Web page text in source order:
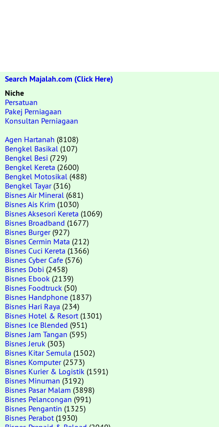
Search Majalah.com (Click Here)
Niche
Persatuan
Pakej Perniagaan
Konsultan Perniagaan
Agen Hartanah (8108)
Bengkel Basikal (107)
Bengkel Besi (729)
Bengkel Kereta (2600)
Bengkel Motosikal (488)
Bengkel Tayar(316)
Bisnes Air Mineral (681)
Bisnes Ais Krim (1030)
Bisnes Aksesori Kereta (1069)
Bisnes Broadband (1677)
Bisnes Burger(927)
Bisnes Cermin Mata (212)
Bisnes Cuci Kereta (1366)
Bisnes Cyber Cafe (576)
Bisnes Dobi (2458)
Bisnes Ebook (2139)
Bisnes Foodtruck (50)
Bisnes Handphone (1837)
Bisnes Hari Raya (234)
Bisnes Hotel & Resort (1301)
Bisnes Ice Blended (951)
Bisnes Jam Tangan (595)
Bisnes Jeruk (303)
Bisnes Kitar Semula (1502)
Bisnes Komputer(2573)
Bisnes Kurier & Logistik (1591)
Bisnes Minuman (3192)
Bisnes Pasar Malam (3898)
Bisnes Pelancongan (991)
Bisnes Pengantin (1325)
Bisnes Perabot (1930)